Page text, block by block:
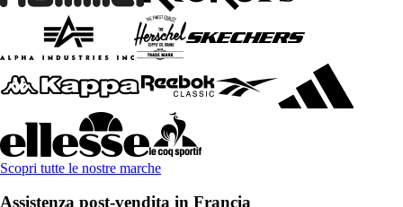
Scopri tutte le nostre marche
Assistenza post-vendita in Francia